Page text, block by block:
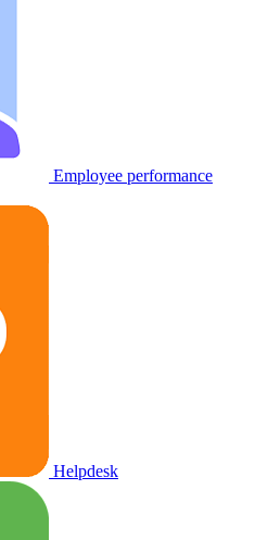
Employee performance
Helpdesk